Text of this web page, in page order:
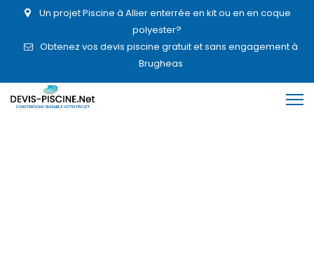
Un projet Piscine à Allier enterrée en kit ou en en coque
polyester?
Obtenez vos devis piscine gratuit et sans engagement à
Brugheas